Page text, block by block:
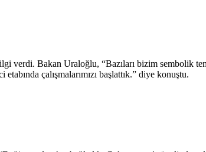
Bakan Uraloğlu, “Bazıları bizim sembolik
çalışmalarımızı başlattık.” diye konuştu.